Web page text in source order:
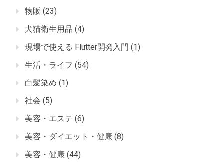
物販 (23)
犬猫衛生用品 (4)
現場で使える Flutter開発入門 (1)
生活・ライフ (54)
白髪染め (1)
社会 (5)
美容・エステ (6)
美容・ダイエット・健康 (8)
美容・健康 (44)